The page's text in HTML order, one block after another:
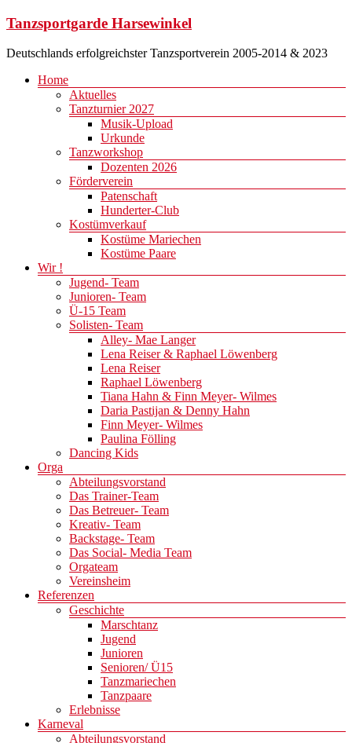
Zum
springen
Tanzsportgarde Harsewinkel
Deutschlands erfolgreichster Tanzsportverein 2005-2014 & 2023
Menü
Home
Aktuelles
Tanzturnier 2027
Musik-Upload
Urkunde
Tanzworkshop
Dozenten 2026
Förderverein
Patenschaft
Hunderter-Club
Kostümverkauf
Kostüme Mariechen
Kostüme Paare
Wir !
Jugend- Team
Junioren- Team
Ü-15 Team
Solisten- Team
Alley- Mae Langer
Lena Reiser & Raphael Löwenberg
Lena Reiser
Raphael Löwenberg
Tiana Hahn & Finn Meyer- Wilmes
Daria Pastijan & Denny Hahn
Finn Meyer- Wilmes
Paulina Fölling
Dancing Kids
Orga
Abteilungsvorstand
Das Trainer-Team
Das Betreuer- Team
Kreativ- Team
Backstage- Team
Das Social- Media Team
Orgateam
Vereinsheim
Referenzen
Geschichte
Marschtanz
Jugend
Junioren
Senioren/ Ü15
Tanzmariechen
Tanzpaare
Erlebnisse
Karneval
Abteilungsvorstand